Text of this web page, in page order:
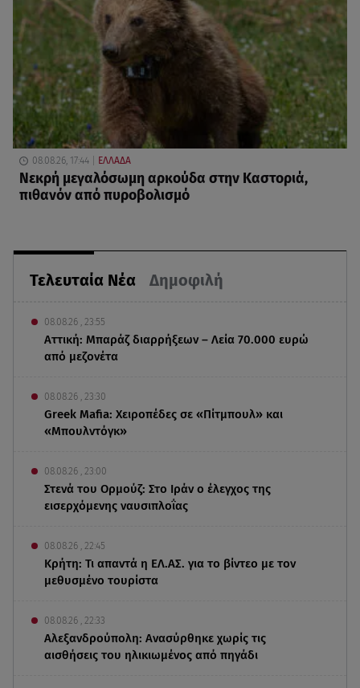
Τελευταία Νέα Δημοφιλή
08.08.26 , 23:55
Αττική: Μπαράζ διαρρήξεων – Λεία 70.000 ευρώ
από μεζονέτα
08.08.26 , 23:30
Greek Mafia: Χειροπέδες σε «Πίτμπουλ» και
«Μπουλντόγκ»
08.08.26 , 23:00
Στενά του Ορμούζ: Στο Ιράν ο έλεγχος της
εισερχόμενης ναυσιπλοΐας
08.08.26 , 22:45
Κρήτη: Τι απαντά η ΕΛ.ΑΣ. για το βίντεο με τον
μεθυσμένο τουρίστα
08.08.26 , 22:33
Αλεξανδρούπολη: Ανασύρθηκε χωρίς τις
αισθήσεις του ηλικιωμένος από πηγάδι
08.08.26, 17:44 ΕΛΛΑΔΑ
Νεκρή μεγαλόσωμη αρκούδα στην Καστοριά,
πιθανόν από πυροβολισμό